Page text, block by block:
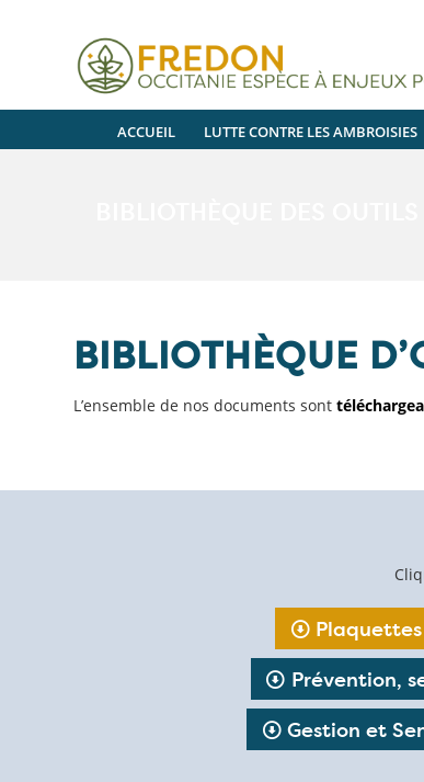
ACCUEIL LUTTE CONTRE LES AMBROISIES
BIBLIOTHÈQUE
L’ensemble de nos documents sont
Prévention,
Gestion et